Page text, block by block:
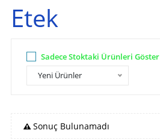
Etek
Sadece Stoktaki Ürünleri Göster
Yeni Ürünler
Sonuç Bulunamadı